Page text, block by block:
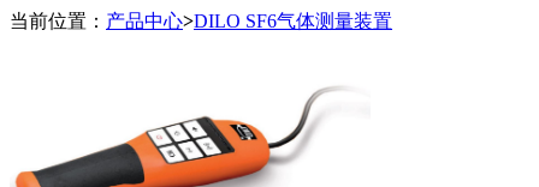
当前位置： 产品中心>DILO SF6气体测量装置